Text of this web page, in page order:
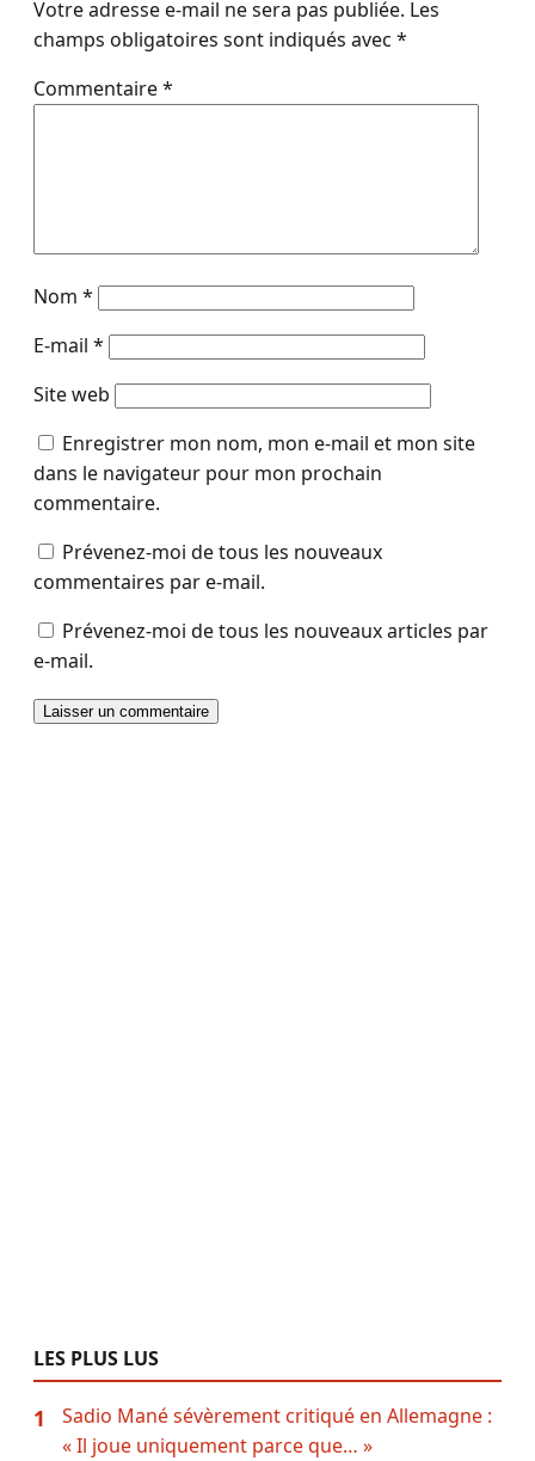
Votre adresse e-mail ne sera pas publiée. Les
champs obligatoires sont indiqués avec *
Commentaire*
Nom *
E-mail *
Site web
Enregistrer mon nom, mon e-mail et mon site
dans le navigateur pour mon prochain
commentaire.
Prévenez-moi de tous les nouveaux
commentaires par e-mail.
Prévenez-moi de tous les nouveaux articles par
e-mail.
LES PLUS LUS
1
Sadio Mané sévèrement critiqué en Allemagne :
« Il joue uniquement parce que… »